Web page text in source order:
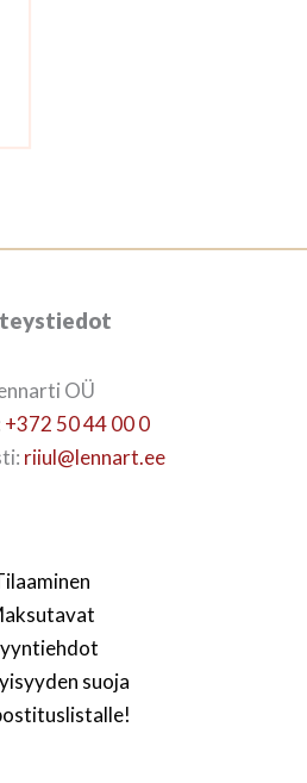
OÜ
+372 50 44 00 0
riiul@lennart.ee
suoja